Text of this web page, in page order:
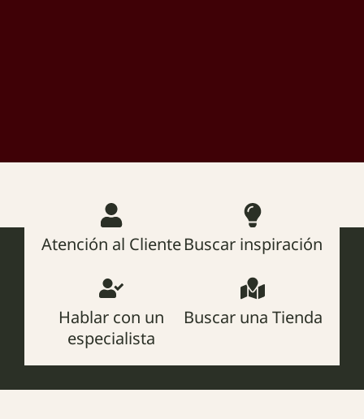
Atención al ClienteBuscar inspiración
Hablar con un
especialista
Buscar una Tienda